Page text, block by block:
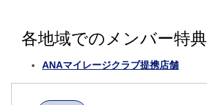
各地域でのメンバー特典
ANAマイレージクラブ提携店舗